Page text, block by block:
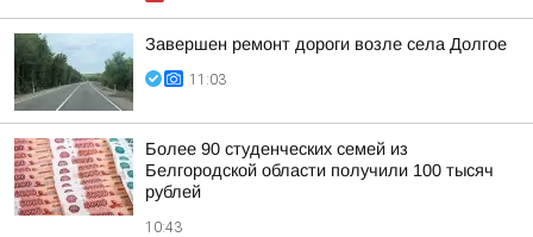
Завершен ремонт дороги возле села Долгое
11:03
Более 90 студенческих семей из
Белгородской области получили 100 тысяч
рублей
10:43